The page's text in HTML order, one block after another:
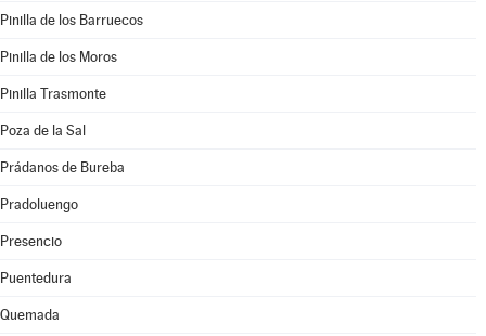
Pinilla de los Barruecos
Pinilla de los Moros
Pinilla Trasmonte
Poza de la Sal
Prádanos de Bureba
Pradoluengo
Presencio
Puentedura
Quemada